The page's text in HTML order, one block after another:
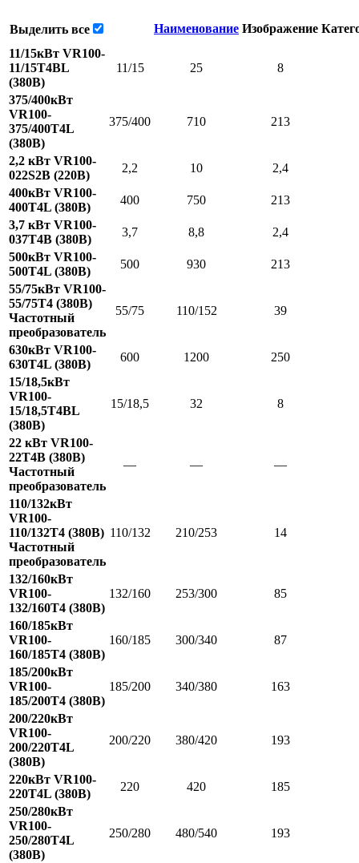
Выделить все Наименование Изображение
11/15кВт VR100-
11/15T4BL
(380В)
11/15 25 8
375/400кВт
VR100-
375/400T4L
(380В)
375/400 710 213
2,2 кВт VR100-
022S2B (220В)
2,2 10
2,4
400кВт VR100-
400T4L (380В)
400 750
213
3,7 кВт VR100-
037T4B (380В)
3,7 8,8
2,4
500кВт VR100-
500T4L (380В)
500 930
213
55/75кВт VR100-
55/75T4 (380В)
Частотный
преобразователь
55/75 110/152 39
630кВт VR100-
630T4L (380В)
600 1200
250
15/18,5кВт
VR100-
15/18,5T4BL
(380В)
15/18,5 32 8
22 кВт VR100-
22T4B (380В)
Частотный
преобразователь
— — —
110/132кВт
VR100-
110/132T4 (380В)
Частотный
преобразователь
110/132 210/253 14
132/160кВт
VR100-
132/160T4 (380В)
132/160 253/300 85
160/185кВт
VR100-
160/185T4 (380В)
160/185 300/340 87
185/200кВт
VR100-
185/200T4 (380В)
185/200 340/380 163
200/220кВт
VR100-
200/220T4L
(380В)
200/220 380/420 193
220кВт VR100-
220T4L (380В)
220 420
185
250/280кВт
VR100-
250/280T4L
(380В)
250/280 480/540 193